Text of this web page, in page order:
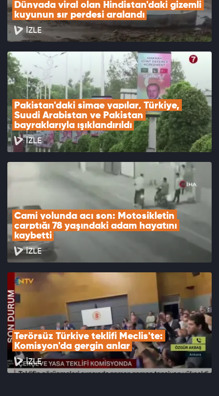
Dünyada viral olan Hindistan'daki gizemli
kuyunun sır perdesi aralandı
İZLE
Pakistan'daki simge yapılar, Türkiye,
Suudi Arabistan ve Pakistan
bayraklarıyla ışıklandırıldı
İZLE
Cami yolunda acı son: Motosikletin
çarptığı 78 yaşındaki adam hayatını
kaybetti
İZLE
Terörsüz Türkiye teklifi Meclis'te:
Komisyon'da gergin anlar
İZLE